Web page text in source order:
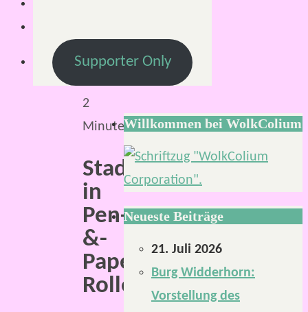
2024
2
Minuten
Stadtbeschreibungen
in
Pen-
&-
Paper-
Rollenspielen.
Supporter Only
Willkommen bei WolkColium
Neueste Beiträge
21. Juli 2026
Burg Widderhorn:
Vorstellung des